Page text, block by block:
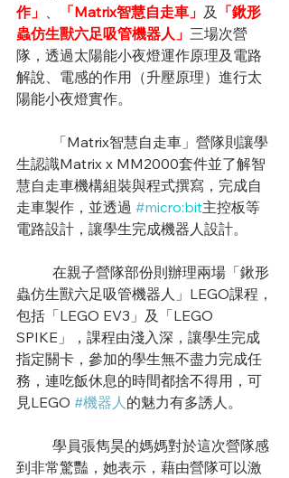
作」
「Matrix智慧自走車」 及 「鍬形
蟲仿生獸六足吸管機器人」 三場次營
隊，透過太陽能小夜燈運作原理及電路
解說、電感的作用（升壓原理）進行太
陽能小夜燈實作。
生認識Matrix x MM2000套件並了解智
慧自走車機構組裝與程式撰寫，完成自
走車製作，並透過 #micro:bit主控板等
電路設計，讓學生完成機器人設計。
蟲仿生獸六足吸管機器人」LEGO課程，
包括「LEGO EV3」及「LEGO
SPIKE」，課程由淺入深，讓學生完成
指定關卡，參加的學生無不盡力完成任
務，連吃飯休息的時間都捨不得用，可
見LEGO #機器人 的魅力有多誘人 。
到非常驚豔，她表示，藉由營隊可以激